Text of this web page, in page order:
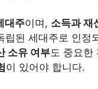
대주이며, 소득과 재
립된 세대주로 인정
소유 여부도 중요한
이 있어야 합니다.